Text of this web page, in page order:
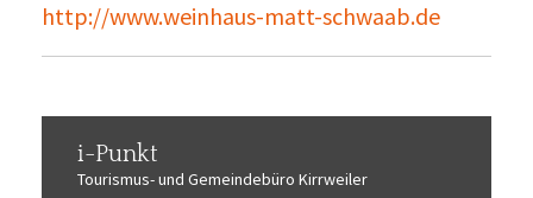
http://www.weinhaus-matt-schwaab.de
i-Punkt
Tourismus-und Gemeindebüro Kirrweiler